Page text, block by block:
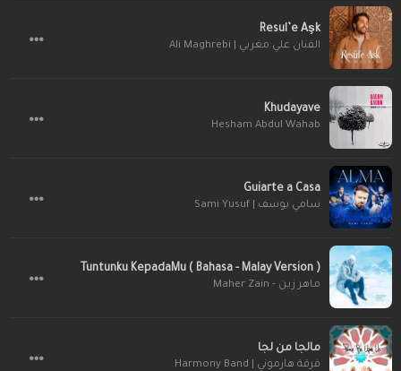
Resul’e Aşk
الفنان علي مغربي | Ali Maghrebi
Khudayave
Hesham Abdul Wahab
Guiarte a Casa
سامي يوسف | Sami Yusuf
Tuntunku KepadaMu ( Bahasa - Malay Version )
ماهر زين - Maher Zain
مالجا من لجا
فرقة هارموني | Harmony Band